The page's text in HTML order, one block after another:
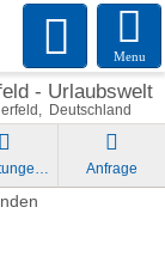
Menu
- Urlaubswelt
Deutschland
Bewertungen Anfrage